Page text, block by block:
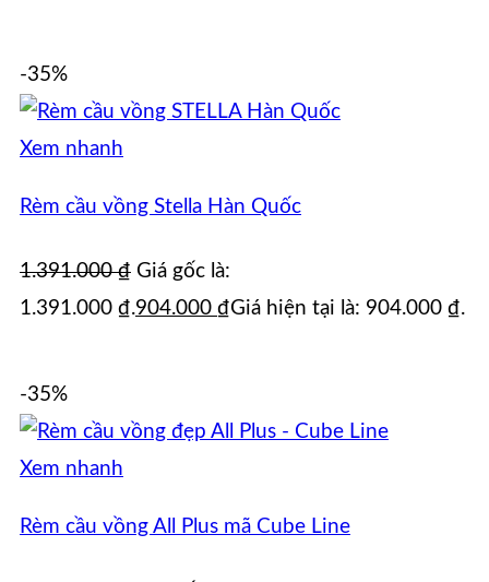
-35%
Xem nhanh
Rèm cầu vồng Stella Hàn Quốc
1.391.000₫ Giá gốc là:
1.391.000 ₫.904.000 ₫Giá hiện tại là: 904.000 ₫.
-35%
Xem nhanh
Rèm cầu vồng All Plus mã Cube Line